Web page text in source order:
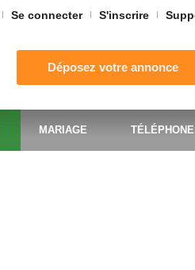
Se connecter S'inscrire
Déposez votre annonce
MARIAGE